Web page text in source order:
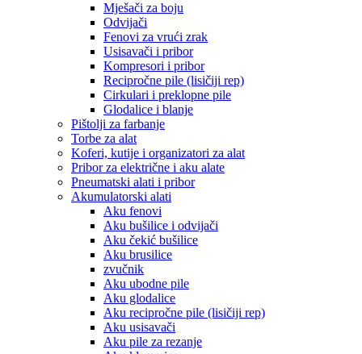
Mješači za boju
Odvijači
Fenovi za vrući zrak
Usisavači i pribor
Kompresori i pribor
Recipročne pile (lisičiji rep)
Cirkulari i preklopne pile
Glodalice i blanje
Pištolji za farbanje
Torbe za alat
Koferi, kutije i organizatori za alat
Pribor za električne i aku alate
Pneumatski alati i pribor
Akumulatorski alati
Aku fenovi
Aku bušilice i odvijači
Aku čekić bušilice
Aku brusilice
zvučnik
Aku ubodne pile
Aku glodalice
Aku recipročne pile (lisičiji rep)
Aku usisavači
Aku pile za rezanje